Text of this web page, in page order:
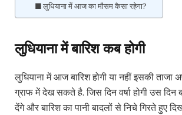
लुधियाना में आज का मौसम कैसा रहेगा?
लुधियाना में बारिश कब होगी
लुधियाना में आज बारिश होगी या नहीं इसकी ताजा
ग्राफ में देख सकते है. जिस दिन वर्षा होगी उस दिन
देंगे और बारिश का पानी बादलों से निचे गिरते हुए